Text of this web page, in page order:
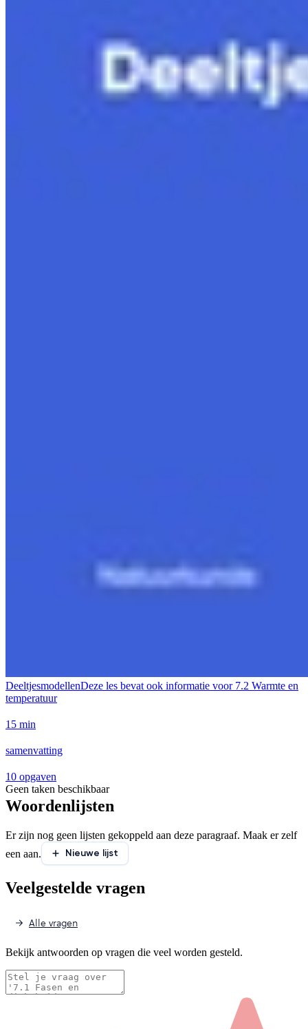
DeeltjesmodellenDeze les bevat ook informatie voor 7.2 Warmte en
temperatuur
15 min
samenvatting
10 opgaven
Geen taken beschikbaar
Woordenlijsten
Er zijn nog geen lijsten gekoppeld aan deze paragraaf. Maak er zelf
een aan.
Nieuwe lijst
Veelgestelde vragen
Alle vragen
Bekijk antwoorden op vragen die veel worden gesteld.